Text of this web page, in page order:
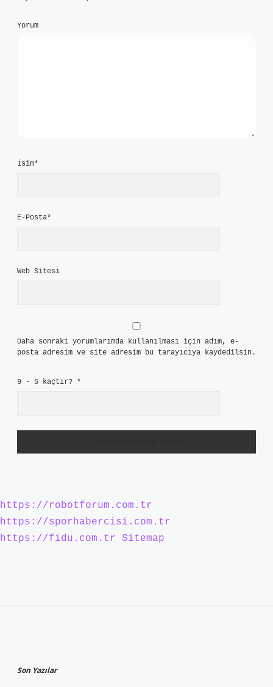
Yorum
İsim*
E-Posta*
Web Sitesi
Daha sonraki yorumlarımda kullanılması için adım, e-
posta adresim ve site adresim bu tarayıcıya kaydedilsin.
9 - 5 kaçtır? *
https://robotforum.com.tr
https://sporhabercisi.com.tr
https://fidu.com.tr
Sitemap
Son Yazılar